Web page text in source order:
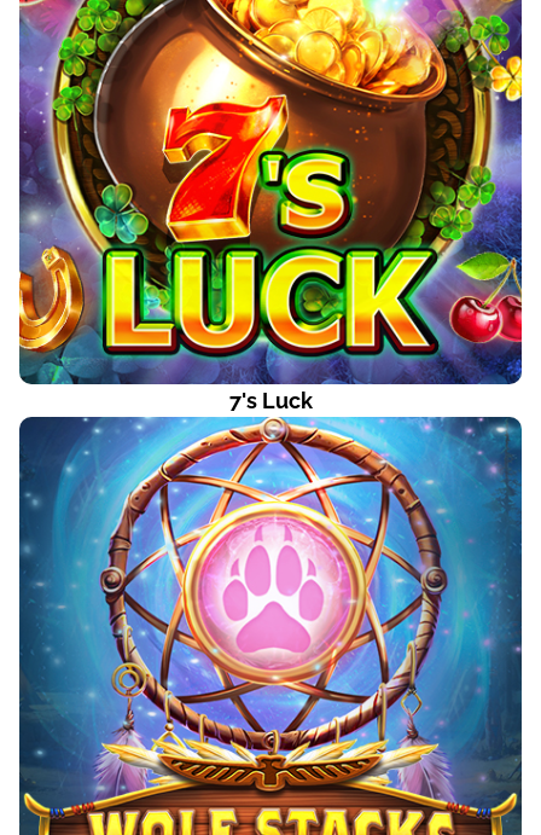
7's Luck